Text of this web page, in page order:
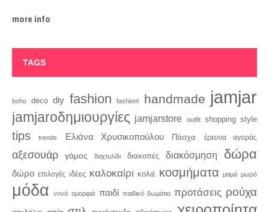
more info
TAGS
boho deco diy fashion fashion\ handmade jamjar
jamjaroδημιουργίες jamjarstore outfit shopping style
tips trends Ελιάνα Χρυσικοπούλου Πάσχα έρευνα αγοράς
αξεσουάρ γάμος δαχτυλίδι διακοπές διακόσμηση δώρα
δώρο επιλογές ιδέες καλοκαίρι κολιέ κοσμήματα μαμά μωρό
μόδα νονά ομορφιά παιδί παιδικό δωμάτιο προτάσεις ρούχα